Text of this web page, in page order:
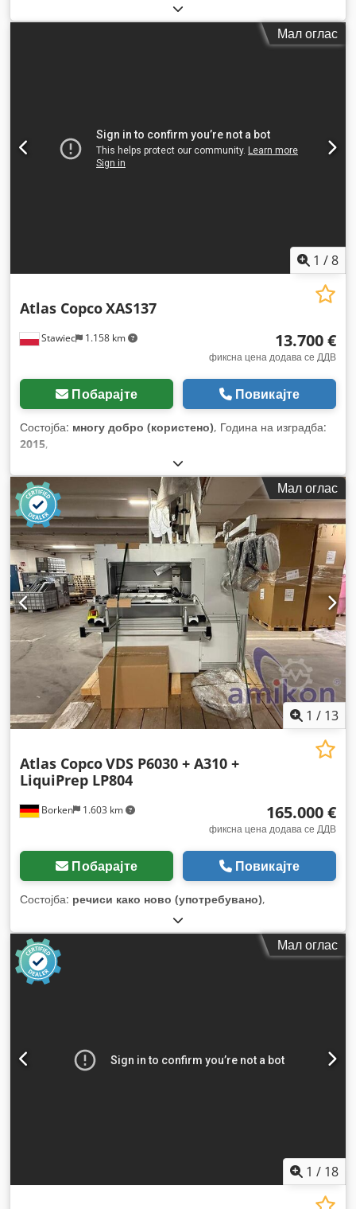
Мал оглас
1 /8
Stawiec 1.158 km
Atlas CopcoXAS137
13.700 €
фиксна цена додава се ДДВ
Побарајте Повикајте
Состојба: многу добро (користено), Година на изградба:
2015,
Мал оглас
1 / 13
Borken 1.603 km
Atlas CopcoVDS P6030 + A310 +
LiquiPrep LP804
165.000 €
фиксна цена додава се ДДВ
Побарајте Повикајте
Состојба: речиси како ново (употребувано),
Мал оглас
1 / 18